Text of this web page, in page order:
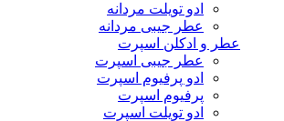
ادو تویلت مردانه
عطر جیبی مردانه
عطر و ادکلن اسپرت
عطر جیبی اسپرت
ادو پرفیوم اسپرت
پرفیوم اسپرت
ادو تویلت اسپرت